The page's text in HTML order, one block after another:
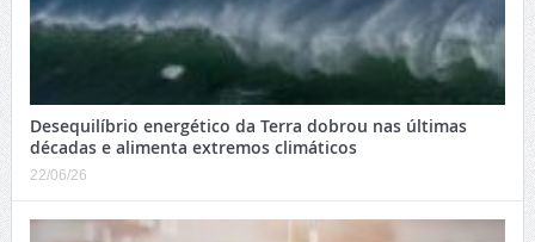
Desequilíbrio energético da Terra dobrou nas últimas
décadas e alimenta extremos climáticos
22/06/26